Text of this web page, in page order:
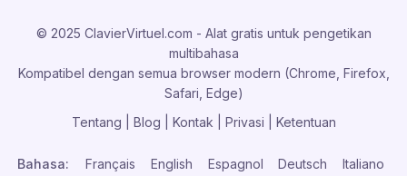
© 2025 ClavierVirtuel.com - Alat gratis untuk pengetikan
multibahasa
Kompatibel dengan semua browser modern (Chrome, Firefox,
Safari, Edge)
Tentang
Blog Kontak Privasi Ketentuan
Bahasa: Français English Espagnol Deutsch Italiano